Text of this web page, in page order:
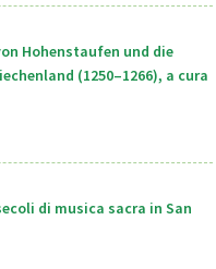
Hohenstaufen und die
(1250–1266), a cura
di musica sacra in San